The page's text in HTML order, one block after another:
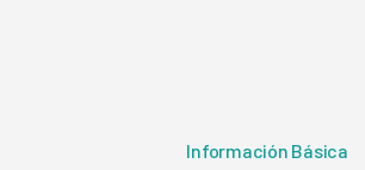
Información Básica